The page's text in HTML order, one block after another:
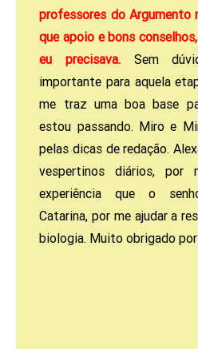
professores do Argumento
que apoio e bons
eu precisava. Sem
importante para aquela
me traz uma boa base
estou passando. Miro e
pelas dicas de redação.
vespertinos diários, por
experiência que o
Catarina, por me ajudar a
biologia. Muito obrigado